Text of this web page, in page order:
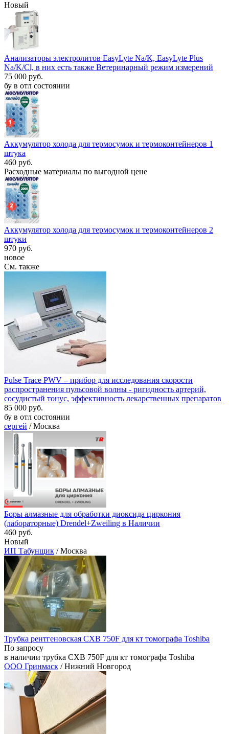
Новый
Анализаторы электролитов EasyLyte Na/K, EasyLyte Plus
Na/K/Cl, в них есть также Ветеринарный режим измерений
75 000 руб.
бу в отл состоянии
Аккумулятор холода для термосумок и термоконтейнеров 1
штука
460 руб.
Расходные материалы по выгодной цене
Аккумулятор холода для термосумок и термоконтейнеров 2
штуки
970 руб.
новое
См. также
Pulse Trace PWV – прибор для исследования скорости
распространения пульсовой волны - ригидность артерий,
сосудистый тонус, эффективность лекарственных препаратов
85 000 руб.
бу в отл состоянии
сергей / Москва
Боры алмазные для обработки диоксида циркония
(лабораторные) Drendel+Zweiling в Наличии
460 руб.
Новый
ИП Табунщик / Москва
Трубка рентгеновская CXB 750F для кт томографа Toshiba
По запросу
в наличии трубка CXB 750F для кт томографа Toshiba
ООО Гринмаск / Нижний Новгород